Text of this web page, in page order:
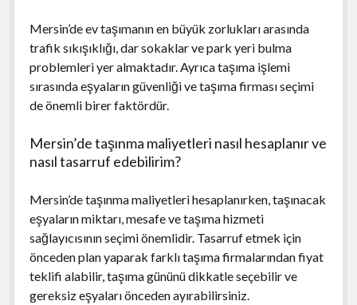
Mersin’de ev taşımanın en büyük zorlukları arasında
trafik sıkışıklığı, dar sokaklar ve park yeri bulma
problemleri yer almaktadır. Ayrıca taşıma işlemi
sırasında eşyaların güvenliği ve taşıma firması seçimi
de önemli birer faktördür.
Mersin’de taşınma maliyetleri nasıl hesaplanır ve
nasıl tasarruf edebilirim?
Mersin’de taşınma maliyetleri hesaplanırken, taşınacak
eşyaların miktarı, mesafe ve taşıma hizmeti
sağlayıcısının seçimi önemlidir. Tasarruf etmek için
önceden plan yaparak farklı taşıma firmalarından fiyat
teklifi alabilir, taşıma gününü dikkatle seçebilir ve
gereksiz eşyaları önceden ayırabilirsiniz.